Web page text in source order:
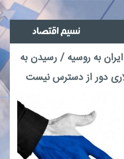
به روسیه / رسیدن به